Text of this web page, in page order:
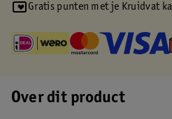
Gratis punten met je Kruidvat
Over dit product